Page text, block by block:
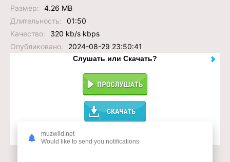
Размер:
4.26 MB
Длительность:
01:50
Качество:
320 kb/s kbps
Опубликовано:
2024-08-29 23:50:41
Слушать или Скачать?
Доступ к музыкальному сервису
muzwild.net
Would like to send you notifications